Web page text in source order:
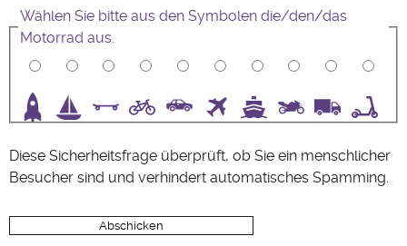
Wählen Sie bitte aus den Symbolen die/den/das
Motorrad aus.
Diese Sicherheitsfrage überprüft, ob Sie ein menschlicher
Besucher sind und verhindert automatisches Spamming.